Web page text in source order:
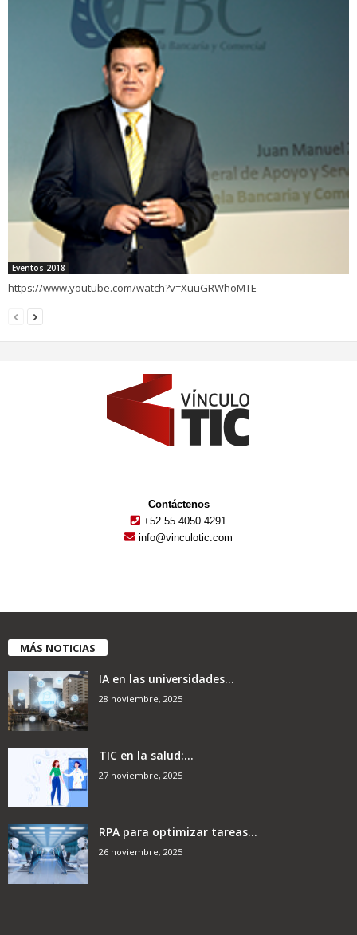
Eventos 2018
https://www.youtube.com/watch?v=XuuGRWhoMTE
Contáctenos
+52 55 4050 4291
info@vinculotic.com
MÁS NOTICIAS
IA en las universidades...
28 noviembre, 2025
TIC en la salud:...
27 noviembre, 2025
RPA para optimizar tareas...
26 noviembre, 2025